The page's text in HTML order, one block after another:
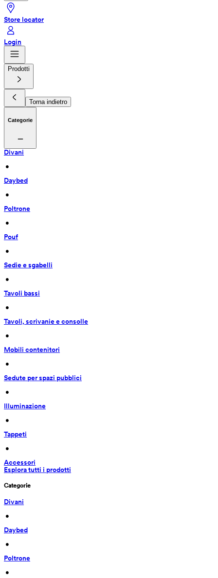
Store locator
Login
Prodotti
Torna indietro
Categorie
Divani
•
Daybed
•
Poltrone
•
Pouf
•
Sedie e sgabelli
•
Tavoli bassi
•
Tavoli, scrivanie e consolle
•
Mobili contenitori
•
Sedute per spazi pubblici
•
Illuminazione
•
Tappeti
•
Accessori
Esplora tutti i prodotti
Categorie
Divani
•
Daybed
•
Poltrone
•